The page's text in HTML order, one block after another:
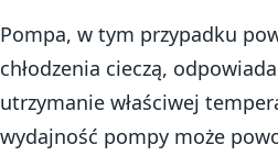
Pompa, w tym przypadku
chłodzenia cieczą,
utrzymanie właściwej
wydajność pompy może